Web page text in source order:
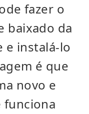
fazer o
baixado da
e instalá-lo
é que
novo e
funciona